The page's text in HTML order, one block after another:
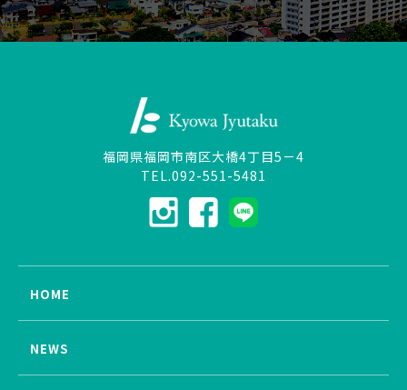
福岡県福岡市南区大橋4丁目5－4
TEL.092-551-5481
HOME
NEWS